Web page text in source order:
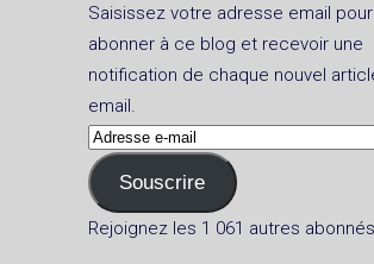
Saisissez votre adresse email
abonner à ce blog et recevoir une
notification de chaque nouvel
email.
Adresse
e-
mail
Souscrire
Rejoignez les 1 061 autres abonnés